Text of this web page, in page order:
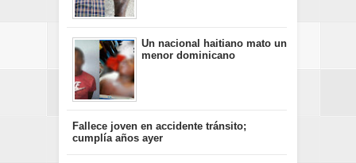
Un nacional haitiano mato un
menor dominicano
Fallece joven en accidente tránsito;
cumplía años ayer